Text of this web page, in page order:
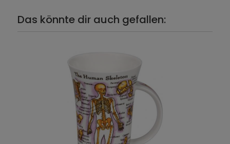
Das könnte dir auch gefallen: